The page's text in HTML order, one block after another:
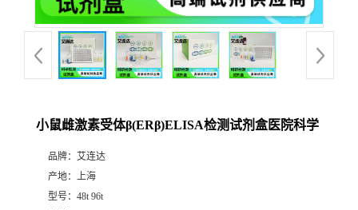
小鼠雌激素受体β(ERβ)ELISA检测试剂盒医院科学
品牌： 艾连达
产地： 上海
型号： 48t 96t